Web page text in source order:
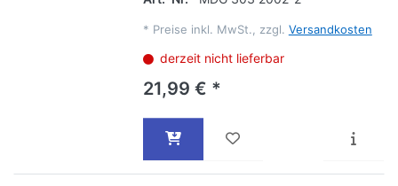
* Preise inkl. MwSt., zzgl. Versandkosten
derzeit nicht lieferbar
21,99 € *